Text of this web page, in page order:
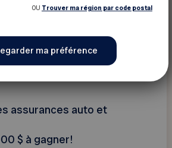
- Assurance
assurances auto et
$ à gagner!
OU Trouver ma région par code postal